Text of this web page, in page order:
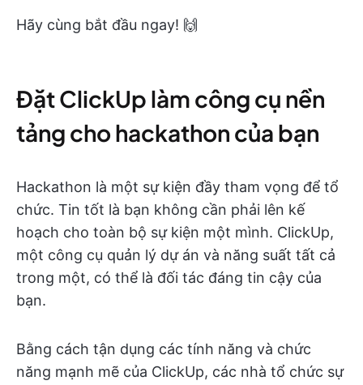
Hãy cùng bắt đầu ngay! 🙌
Đặt ClickUp làm công cụ nền
tảng cho hackathon của bạn
Hackathon là một sự kiện đầy tham vọng để tổ
chức. Tin tốt là bạn không cần phải lên kế
hoạch cho toàn bộ sự kiện một mình. ClickUp,
một công cụ quản lý dự án và năng suất tất cả
trong một, có thể là đối tác đáng tin cậy của
bạn.
Bằng cách tận dụng các tính năng và chức
năng mạnh mẽ của ClickUp, các nhà tổ chức sự